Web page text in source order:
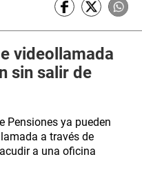
videollamada
sin salir de
Pensiones ya pueden
a través de
a una oficina